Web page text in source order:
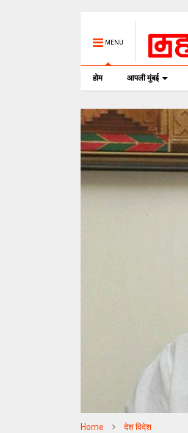
MENU
होम आपली मुंबई
Home देश विदेश